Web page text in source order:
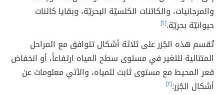
والمرجانيات، والكائنات الكلسيّة البحريّة، وبقايا كائنات
حيوانيّة بحريّة.[٢]
تُقسم هذه الجُزر على ثلاثة أشكال تتوافق مع المراحل
المتتالية للتغير في مستوى سطح المياه ارتفاعاً، أو انخفاض
قعر المحيط مع مستوى ثابت للمياه، والآتي معلومات عن
أشكال الجُزر:[٢]